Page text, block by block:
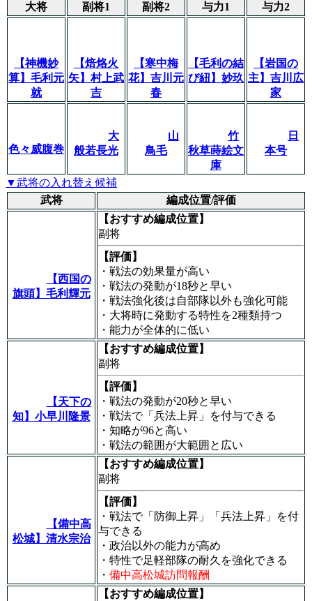
大将 副将1 副将2 与力1 与力2
【神機妙
算】毛利元
就
【焙烙火
矢】村上武
吉
【寒中梅
花】吉川元
春
【毛利の結
び紐】妙玖
【岩国の
主】吉川広
家
色々威腹巻
大
般若長光
山
鳥毛
竹
秋草蒔絵文
庫
日
本号
▼武将の入れ替え候補
武将
編成位置/評価
【西国の
旗頭】毛利輝元
【おすすめ編成位置】
副将
【評価】
・戦法の効果量が高い
・戦法の発動が18秒と早い
・戦法強化後は自部隊以外も強化可能
・大将時に発動する特性を2種類持つ
・能力が全体的に低い
【天下の
知】小早川隆景
【おすすめ編成位置】
副将
【評価】
・戦法の発動が20秒と早い
・戦法で「兵法上昇」を付与できる
・知略が96と高い
・戦法の範囲が大範囲と広い
【備中高
松城】清水宗治
【おすすめ編成位置】
副将
【評価】
・戦法で「防御上昇」「兵法上昇」を付
与できる
・政治以外の能力が高め
・特性で足軽部隊の耐久を強化できる
・ 備中高松城訪問報酬
【おすすめ編成位置】